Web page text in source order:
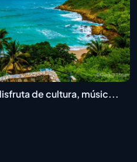
de cultura, músic...